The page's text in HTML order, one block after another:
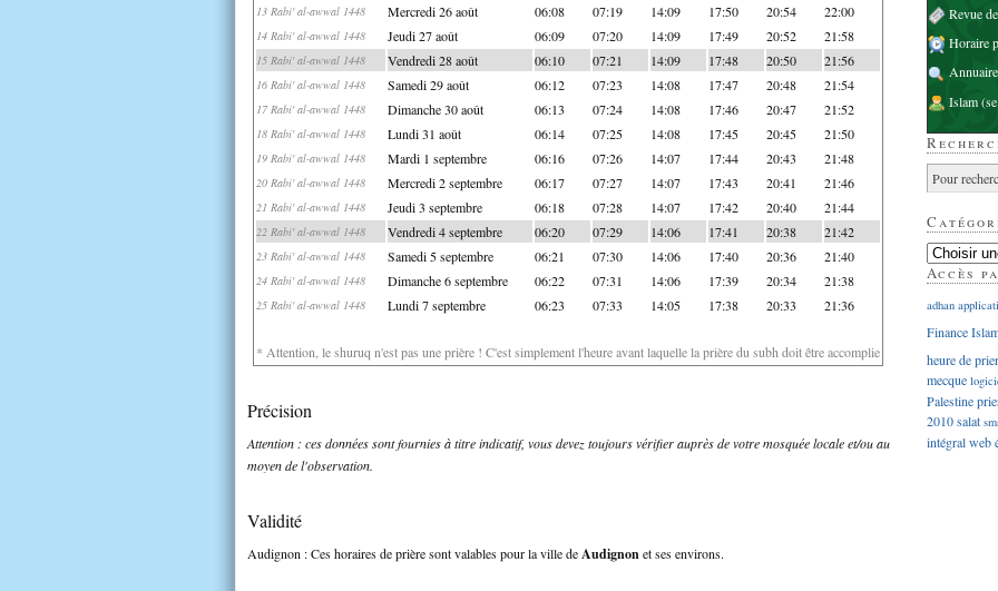
13 Rabi' al-awwal 1448 Mercredi 26 août 06:08 07:19 14:09 17:50 20:54 22:00
14 Rabi' al-awwal 1448 Jeudi 27 août 06:09 07:20 14:09 17:49 20:52 21:58
15 Rabi' al-awwal 1448 Vendredi 28 août 06:10 07:21 14:09 17:48 20:50 21:56
16 Rabi' al-awwal 1448 Samedi 29 août 06:12 07:23 14:08 17:47 20:48 21:54
17 Rabi' al-awwal 1448 Dimanche 30 août 06:13 07:24 14:08 17:46 20:47 21:52
18 Rabi' al-awwal 1448 Lundi 31 août 06:14 07:25 14:08 17:45 20:45 21:50
19 Rabi' al-awwal 1448 Mardi 1 septembre 06:16 07:26 14:07 17:44 20:43 21:48
20 Rabi' al-awwal 1448 Mercredi 2 septembre 06:17 07:27 14:07 17:43 20:41 21:46
21 Rabi' al-awwal 1448 Jeudi 3 septembre 06:18 07:28 14:07 17:42 20:40 21:44
22 Rabi' al-awwal 1448 Vendredi 4 septembre 06:20 07:29 14:06 17:41 20:38 21:42
23 Rabi' al-awwal 1448 Samedi 5 septembre 06:21 07:30 14:06 17:40 20:36 21:40
24 Rabi' al-awwal 1448 Dimanche 6 septembre 06:22 07:31 14:06 17:39 20:34 21:38
25 Rabi' al-awwal 1448 Lundi 7 septembre 06:23 07:33 14:05 17:38 20:33 21:36
* Attention, le shuruq n'est pas une prière ! C'est simplement l'heure avant laquelle la prière du subh doit être accomplie
Précision
Attention : ces données sont fournies à titre indicatif, vous devez toujours vérifier auprès de votre mosquée locale et/ou au
moyen de l'observation.
Validité
Audignon : Ces horaires de prière sont valables pour la ville deAudignonet ses environs.
Revue
Horaire
Islam
Accès
adhan
Finance
heure de
mecque
Palestine
2010salat
intégralweb